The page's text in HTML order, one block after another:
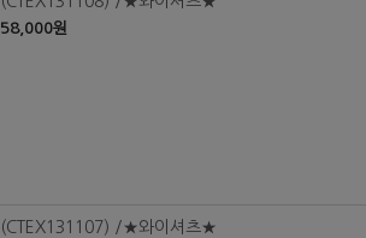
58,000원
(CTEX131107) /★와이셔츠★